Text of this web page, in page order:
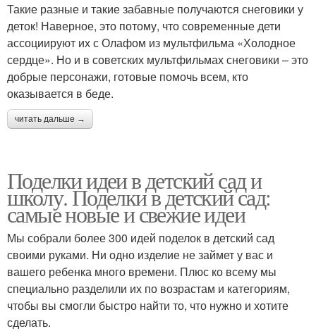
Такие разные и такие забавные получаются снеговики у
деток! Наверное, это потому, что современные дети
ассоциируют их с Олафом из мультфильма «Холодное
сердце». Но и в советских мультфильмах снеговики – это
добрые персонажи, готовые помочь всем, кто
оказывается в беде.
читать дальше →
Поделки идеи в детский сад и
школу. Поделки в детский сад:
самые новые и свежие идеи
Мы собрали более 300 идей поделок в детский сад
своими руками. Ни одно изделие не займет у вас и
вашего ребенка много времени. Плюс ко всему мы
специально разделили их по возрастам и категориям,
чтобы вы смогли быстро найти то, что нужно и хотите
сделать.